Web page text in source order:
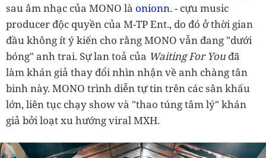
sau âm nhạc của MONO là onionn. - cựu music
producer độc quyền của M-TP Ent., do đó ở thời gian
đầu không ít ý kiến cho rằng MONO vẫn đang "dưới
bóng" anh trai. Sự lan toả của Waiting For You đã
làm khán giả thay đổi nhìn nhận về anh chàng tân
binh này. MONO trình diễn tự tin trên các sân khấu
lớn, liên tục chạy show và "thao túng tâm lý" khán
giả bởi loạt xu hướng viral MXH.